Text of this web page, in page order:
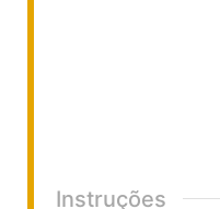
Instruções